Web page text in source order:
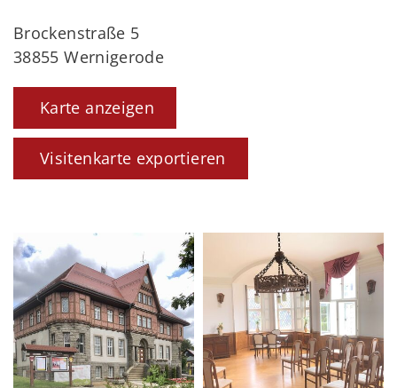
Brockenstraße 5
38855 Wernigerode
Karte anzeigen
Visitenkarte exportieren